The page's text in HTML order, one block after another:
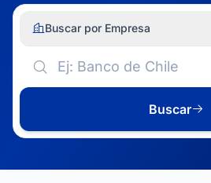
Buscar por Empresa
Buscar